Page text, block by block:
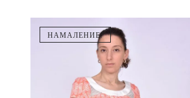
НАМАЛЕНИЕ!